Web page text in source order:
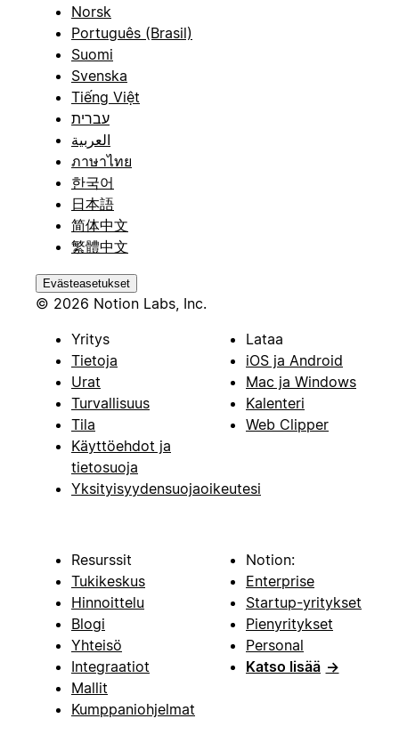
Norsk
Português (Brasil)
Suomi
Svenska
Tiếng Việt
עברית
العربية
ภาษาไทย
한국어
日本語
简体中文
繁體中文
Evästeasetukset
© 2026 Notion Labs, Inc.
Yritys
Tietoja
Urat
Turvallisuus
Tila
Käyttöehdot ja
tietosuoja
Yksityisyydensuojaoikeutesi
Lataa
iOS ja Android
Mac ja Windows
Kalenteri
Web Clipper
Resurssit
Tukikeskus
Hinnoittelu
Blogi
Yhteisö
Integraatiot
Mallit
Kumppaniohjelmat
Notion:
Enterprise
Startup-yritykset
Pienyritykset
Personal
Katso lisää →